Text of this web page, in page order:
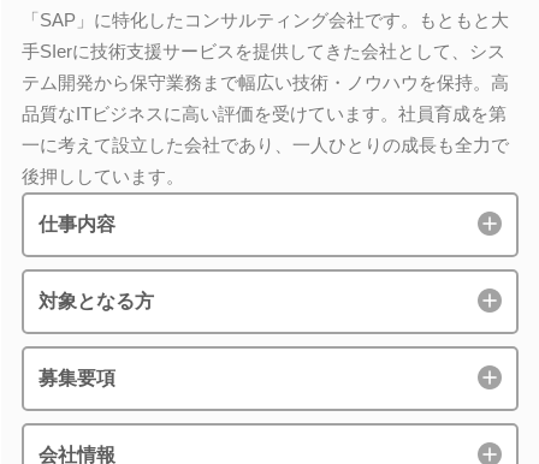
「SAP」に特化したコンサルティング会社です。もともと大
手SIerに技術支援サービスを提供してきた会社として、シス
テム開発から保守業務まで幅広い技術・ノウハウを保持。高
品質なITビジネスに高い評価を受けています。社員育成を第
一に考えて設立した会社であり、一人ひとりの成長も全力で
後押ししています。
仕事内容
対象となる方
募集要項
会社情報